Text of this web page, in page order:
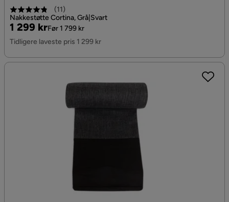
(11)
Nakkestøtte Cortina, Grå|Svart
Pris
1 299 kr
Original
Pris
Før 1 799 kr
Tidligere laveste pris 1 299 kr